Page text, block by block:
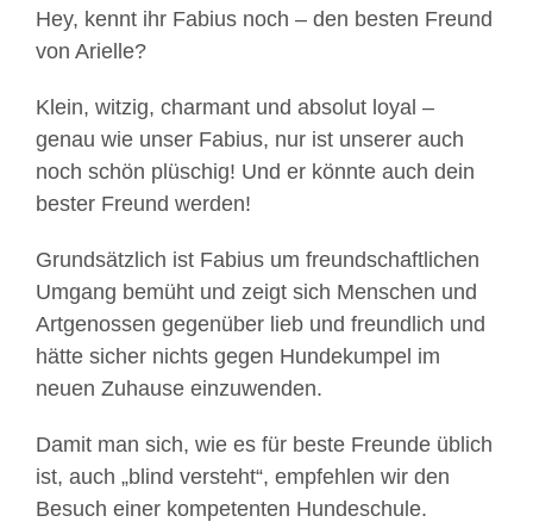
Hey, kennt ihr Fabius noch – den besten Freund
von Arielle?
Klein, witzig, charmant und absolut loyal –
genau wie unser Fabius, nur ist unserer auch
noch schön plüschig! Und er könnte auch dein
bester Freund werden!
Grundsätzlich ist Fabius um freundschaftlichen
Umgang bemüht und zeigt sich Menschen und
Artgenossen gegenüber lieb und freundlich und
hätte sicher nichts gegen Hundekumpel im
neuen Zuhause einzuwenden.
Damit man sich, wie es für beste Freunde üblich
ist, auch „blind versteht“, empfehlen wir den
Besuch einer kompetenten Hundeschule.